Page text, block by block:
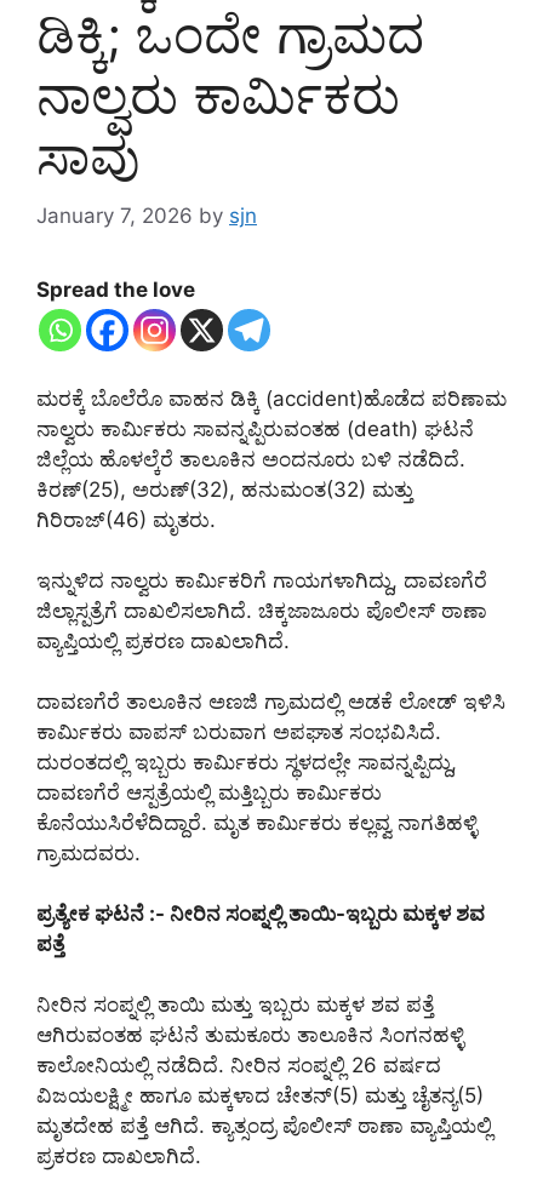
ಡಿಕ್ಕಿ; ಒಂದೇ ಗ್ರಾಮದ
ನಾಲ್ವರು ಕಾರ್ಮಿಕರು
ಸಾವು
January 7, 2026 by sjn
Spread the love
ಮರಕ್ಕೆ ಬೊಲೆರೊ ವಾಹನ ಡಿಕ್ಕಿ (accident)ಹೊಡೆದ ಪರಿಣಾಮ
ನಾಲ್ವರು ಕಾರ್ಮಿಕರು ಸಾವನ್ನಪ್ಪಿರುವಂತಹ (death) ಘಟನೆ
ಜಿಲ್ಲೆಯ ಹೊಳಲ್ಕೆರೆ ತಾಲೂಕಿನ ಅಂದನೂರು ಬಳಿ ನಡೆದಿದೆ.
ಕಿರಣ್(25), ಅರುಣ್(32), ಹನುಮಂತ(32) ಮತ್ತು
ಗಿರಿರಾಜ್(46) ಮೃತರು.
ಇನ್ನುಳಿದ ನಾಲ್ವರು ಕಾರ್ಮಿಕರಿಗೆ ಗಾಯಗಳಾಗಿದ್ದು, ದಾವಣಗೆರೆ
ಜಿಲ್ಲಾಸ್ಪತ್ರೆಗೆ ದಾಖಲಿಸಲಾಗಿದೆ. ಚಿಕ್ಕಜಾಜೂರು ಪೊಲೀಸ್ ಠಾಣಾ
ವ್ಯಾಪ್ತಿಯಲ್ಲಿ ಪ್ರಕರಣ ದಾಖಲಾಗಿದೆ.
ದಾವಣಗೆರೆ ತಾಲೂಕಿನ ಅಣಜಿ ಗ್ರಾಮದಲ್ಲಿ ಅಡಕೆ ಲೋಡ್ ಇಳಿಸಿ
ಕಾರ್ಮಿಕರು ವಾಪಸ್ ಬರುವಾಗ ಅಪಘಾತ ಸಂಭವಿಸಿದೆ.
ದುರಂತದಲ್ಲಿ ಇಬ್ಬರು ಕಾರ್ಮಿಕರು ಸ್ಥಳದಲ್ಲೇ ಸಾವನ್ನಪ್ಪಿದ್ದು,
ದಾವಣಗೆರೆ ಆಸ್ಪತ್ರೆಯಲ್ಲಿ ಮತ್ತಿಬ್ಬರು ಕಾರ್ಮಿಕರು
ಕೊನೆಯುಸಿರೆಳೆದಿದ್ದಾರೆ. ಮೃತ ಕಾರ್ಮಿಕರು ಕಲ್ಲವ್ವ ನಾಗತಿಹಳ್ಳಿ
ಗ್ರಾಮದವರು.
ಪ್ರತ್ಯೇಕ ಘಟನೆ :- ನೀರಿನ ಸಂಪ್ನಲ್ಲಿ ತಾಯಿ-ಇಬ್ಬರು ಮಕ್ಕಳ ಶವ
ಪತ್ತೆ
ನೀರಿನ ಸಂಪ್ನಲ್ಲಿ ತಾಯಿ ಮತ್ತು ಇಬ್ಬರು ಮಕ್ಕಳ ಶವ ಪತ್ತೆ
ಆಗಿರುವಂತಹ ಘಟನೆ ತುಮಕೂರು ತಾಲೂಕಿನ ಸಿಂಗನಹಳ್ಳಿ
ಕಾಲೋನಿಯಲ್ಲಿ ನಡೆದಿದೆ. ನೀರಿನ ಸಂಪ್ನಲ್ಲಿ 26 ವರ್ಷದ
ವಿಜಯಲಕ್ಷ್ಮೀ ಹಾಗೂ ಮಕ್ಕಳಾದ ಚೇತನ್(5) ಮತ್ತು ಚೈತನ್ಯ(5)
ಮೃತದೇಹ ಪತ್ತೆ ಆಗಿದೆ. ಕ್ಯಾತ್ಸಂದ್ರ ಪೊಲೀಸ್ ಠಾಣಾ ವ್ಯಾಪ್ತಿಯಲ್ಲಿ
ಪ್ರಕರಣ ದಾಖಲಾಗಿದೆ.